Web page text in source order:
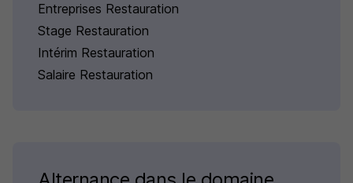
Entreprises Restauration
Stage Restauration
Intérim Restauration
Salaire Restauration